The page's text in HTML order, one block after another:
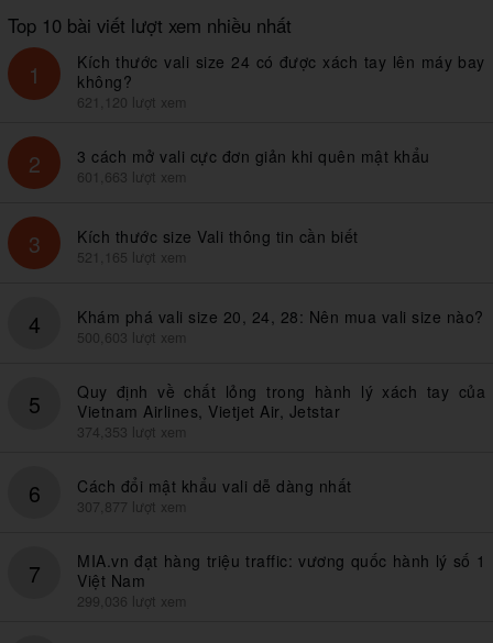
Top 10 bài viết lượt xem nhiều nhất
1
Kích thước vali size 24 có được xách tay lên máy bay
không?
621,120 lượt xem
2 3 cách mở vali cực đơn giản khi quên mật khẩu
601,663 lượt xem
3 Kích thước size Vali thông tin cần biết
521,165 lượt xem
4 Khám phá vali size 20, 24, 28: Nên mua vali size nào?
500,603 lượt xem
5
Quy định về chất lỏng trong hành lý xách tay của
Vietnam Airlines, Vietjet Air, Jetstar
374,353 lượt xem
6 Cách đổi mật khẩu vali dễ dàng nhất
307,877 lượt xem
7
MIA.vn đạt hàng triệu traffic: vương quốc hành lý số 1
Việt Nam
299,036 lượt xem